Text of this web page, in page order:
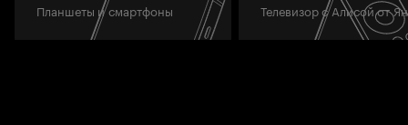
Планшеты и смартфоны Телевизор с Алисой от